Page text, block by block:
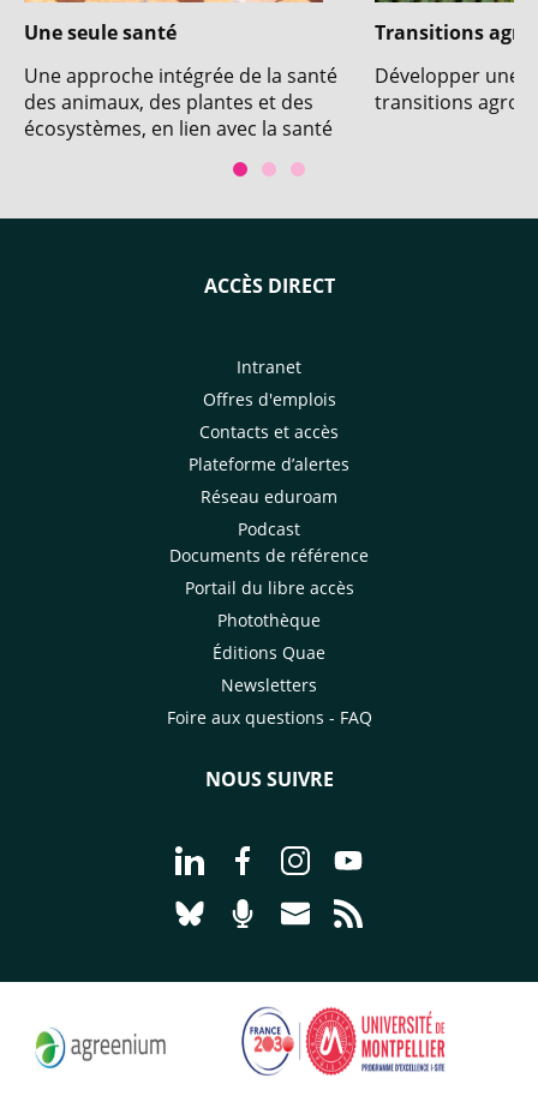
Une seule santé
Une approche intégrée de la santé
des animaux, des plantes et des
écosystèmes, en lien avec la santé
Transitions
Développer une
transitions
ACCÈS DIRECT
Intranet
Offres d'emplois
Contacts et accès
Plateforme d’alertes
Réseau eduroam
Podcast
Documents de référence
Portail du libre accès
Photothèque
Éditions Quae
Newsletters
Foire aux questions - FAQ
NOUS SUIVRE
Aller à la page Nous suivre sur
Aller à la page Nous suivre sur
Aller à la page Nous
Aller à la page
Aller à la page Nous suivre sur
Aller à la page Nourrir le
Aller à la page Nous